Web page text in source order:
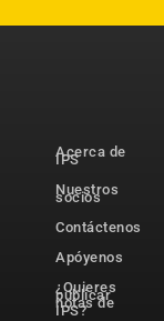
Acerca de
IPS
Nuestros
socios
Contáctenos
Apóyenos
¿Quieres
publicar
notas de
IPS?